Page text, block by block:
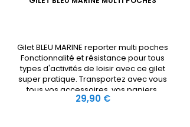
Gilet BLEU MARINE reporter multi poches
Fonctionnalité et résistance pour tous
types d'activités de loisir avec ce gilet
super pratique. Transportez avec vous
tous vos accessoires, vos papiers,
votre smartphone en toute sécurité et
Prix
29,90 €